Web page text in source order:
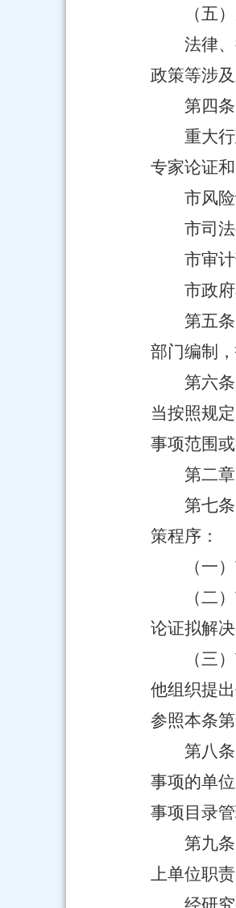
（五
法律
政策等涉
第四
重大
专家论证
市风
市司
市审
市政
第五
部门编制
第六
当按照规
事项范围
第二
第七
策程序：
（一
（二
论证拟解
（三
他组织提
参照本条
第八
事项的单
事项目录
第九
上单位职